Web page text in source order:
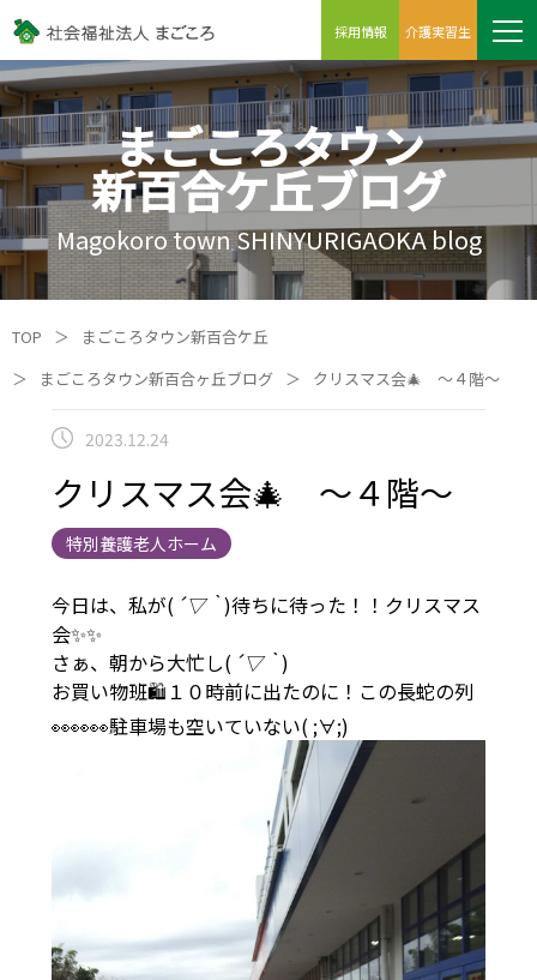
採用情報 介護実習生
まごころタウン
新百合ケ丘ブログ
Magokoro town SHINYURIGAOKA blog
TOP ＞
まごころタウン新百合ケ丘
＞
まごころタウン新百合ヶ丘ブログ ＞ クリスマス会🎄 ～４階～
2023.12.24
クリスマス会🎄 ～４階～
特別養護老人ホーム
今日は、私が( ´▽｀)待ちに待った！！クリスマス
会✨✨
さぁ、朝から大忙し( ´▽｀)
お買い物班🛍１０時前に出たのに！この長蛇の列
👀👀👀駐車場も空いていない( ;∀;)